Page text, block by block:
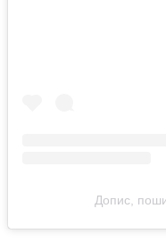
Допис,